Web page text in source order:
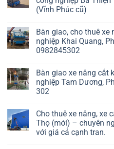
(Vĩnh Phúc cũ)
Bàn giao, cho thuê xe
nghiệp Khai Quang,
0982845302
Bàn giao xe nâng cắt
nghiệp Tam Dương,
302
Cho thuê xe nâng, xe
Thọ (mới) – chuyên
với giá cả cạnh tran.